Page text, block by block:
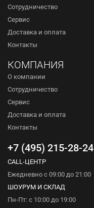
Сотрудничество
Сервис
Доставка и оплата
Контакты
КОМПАНИЯ
О компании
Сотрудничество
Сервис
Доставка и оплата
Контакты
+7 (495) 215-28-24
CALL-ЦЕНТР
Ежедневно с 09:00 до 21:00
ШОУРУМ И СКЛАД
Пн-Пт: с 10:00 до 19:00